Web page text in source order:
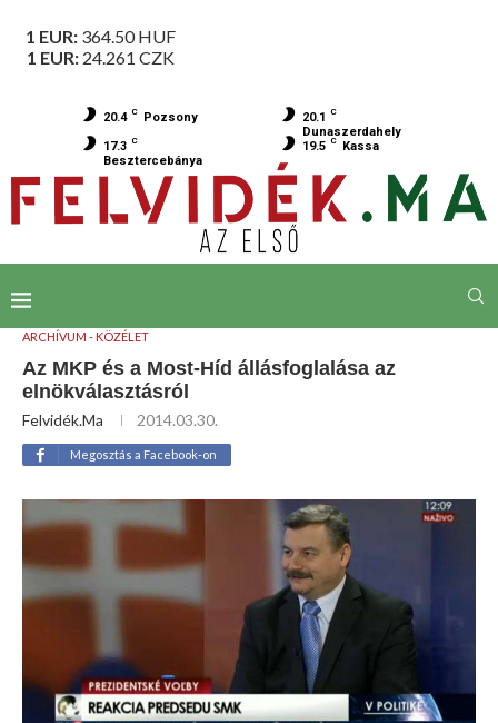
1 EUR: 364.50HUF
1 EUR: 24.261 CZK
20.4 C Pozsony 20.1 C
Dunaszerdahely
17.3 C
Besztercebánya
19.5 C Kassa
ARCHÍVUM - KÖZÉLET
Az MKP és a Most-Híd állásfoglalása az
elnökválasztásról
Felvidék.ma 2014.03.30.
Megosztás a Facebook-on